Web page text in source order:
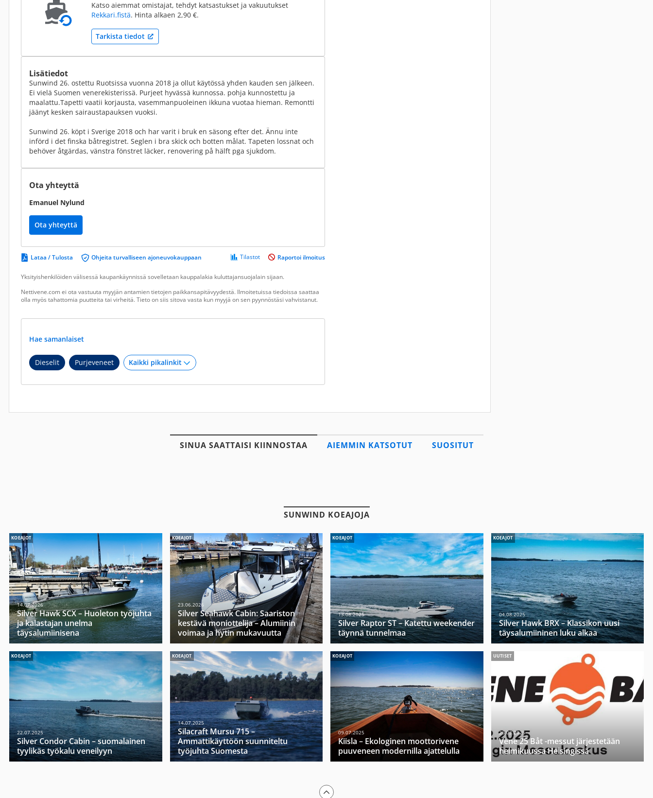
Katso aiemmat omistajat, tehdyt katsastukset ja vakuutukset
Rekkari.fistä. Hinta alkaen 2,90 €.
Tarkista tiedot
Lisätiedot
Sunwind 26. ostettu Ruotsissa vuonna 2018 ja ollut käytössä yhden kauden sen jälkeen.
Ei vielä Suomen venerekisterissä. Purjeet hyvässä kunnossa. pohja kunnostettu ja
maalattu.Tapetti vaatii korjausta, vasemmanpuoleinen ikkuna vuotaa hieman. Remontti
jäänyt kesken sairaustapauksen vuoksi.
Sunwind 26. köpt i Sverige 2018 och har varit i bruk en säsong efter det. Ännu inte
införd i det finska båtregistret. Seglen i bra skick och botten målat. Tapeten lossnat och
behöver åtgärdas, vänstra fönstret läcker, renovering på hälft pga sjukdom.
Ota yhteyttä
Emanuel Nylund
Ota yhteyttä
Lataa / Tulosta Ohjeita turvalliseen ajoneuvokauppaan Tilastot Raportoi ilmoitus
Yksityishenkilöiden välisessä kaupankäynnissä sovelletaan kauppalakia kuluttajansuojalain sijaan.
Nettivene.com ei ota vastuuta myyjän antamien tietojen paikkansapitävyydestä. Ilmoitetuissa tiedoissa saattaa
olla myös tahattomia puutteita tai virheitä. Tieto on siis sitova vasta kun myyjä on sen pyynnöstäsi vahvistanut.
Hae samanlaiset
Dieselit Purjeveneet
SINUA SAATTAISI KIINNOSTAA AIEMMIN KATSOTUT SUOSITUT
SUNWIND KOEAJOJA
KOEAJOT
14.07.2026
Silver Hawk SCX – Huoleton työjuhta
ja kalastajan unelma
täysalumiinisena
KOEAJOT
23.06.2026
Silver Seahawk Cabin: Saariston
kestävä moniottelija – Alumiinin
voimaa ja hytin mukavuutta
KOEAJOT
13.08.2025
Silver Raptor ST – Katettu weekender
täynnä tunnelmaa
KOEAJOT
04.08.2025
Silver Hawk BRX – Klassikon uusi
täysalumiininen luku alkaa
KOEAJOT
22.07.2025
Silver Condor Cabin – suomalainen
tyylikäs työkalu veneilyyn
KOEAJOT
14.07.2025
Silacraft Mursu 715 –
Ammattikäyttöön suunniteltu
työjuhta Suomesta
KOEAJOT
09.07.2025
Kiisla – Ekologinen moottorivene
puuveneen modernilla ajattelulla
UUTISET
26.03.2025
Vene 25 Båt -messut järjestetään
helmikuussa Helsingissä